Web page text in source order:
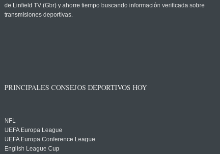
de Linfield TV (Gbr) y ahorre tiempo buscando información verificada sobre
transmisiones deportivas.
PRINCIPALES CONSEJOS DEPORTIVOS HOY
NFL
UEFA Europa League
UEFA Europa Conference League
English League Cup